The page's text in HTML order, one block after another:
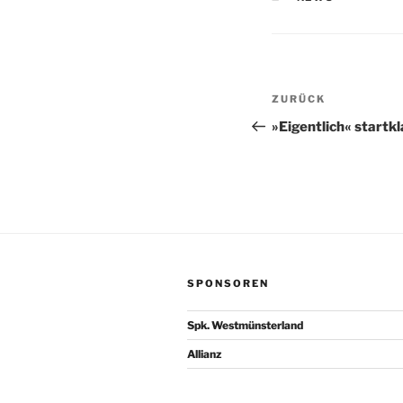
Vorheriger
Beitrag
ZURÜCK
»Eigentlich«
SPONSOREN
Spk. Westmünsterland
Allianz